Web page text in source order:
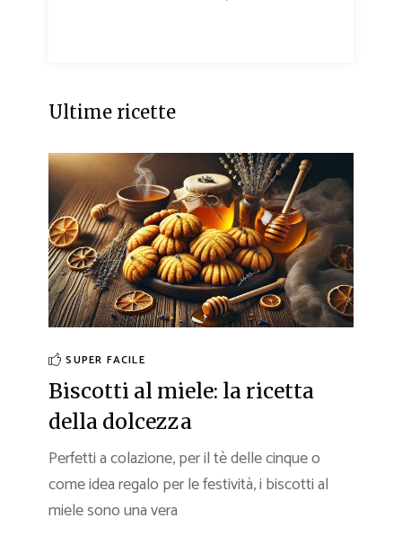
Ultime ricette
SUPER FACILE
Biscotti al miele: la ricetta
della dolcezza
Perfetti a colazione, per il tè delle cinque o
come idea regalo per le festività, i biscotti al
miele sono una vera